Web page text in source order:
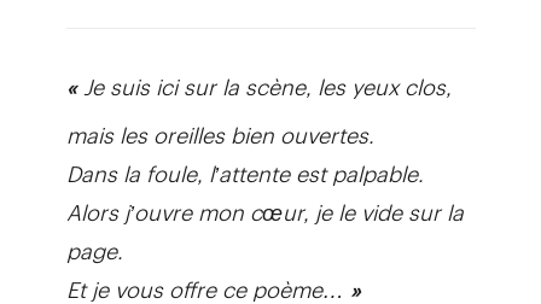
«Je suis ici sur la scène, les yeux clos,
mais les oreilles bien ouvertes.
Dans la foule, l’attente est palpable.
Alors j’ouvre mon cœur, je le vide sur la
page.
Et je vous offre ce poème…
»